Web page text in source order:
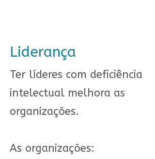
Liderança
Ter líderes com deficiência
intelectual melhora as
organizações.
As organizações: